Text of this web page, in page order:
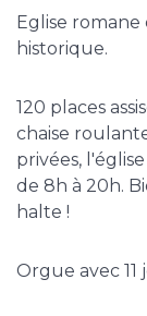
Eglise romane
historique.
120 places
chaise
privées,
de 8h à 20h.
halte !
Orgue avec 11